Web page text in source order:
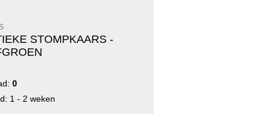
STOMPKAARS -
0
1 - 2 weken